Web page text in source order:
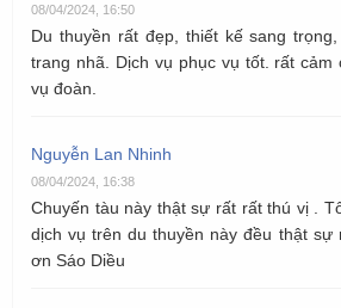
08/04/2024, 16:50
Du thuyền rất đẹp, thiết kế sang
trang nhã. Dịch vụ phục vụ tốt. rất cảm
vụ đoàn.
Nguyễn Lan Nhinh
08/04/2024, 16:38
Chuyến tàu này thật sự rất rất thú vị .
dịch vụ trên du thuyền này đều thật sự
ơn Sáo Diều